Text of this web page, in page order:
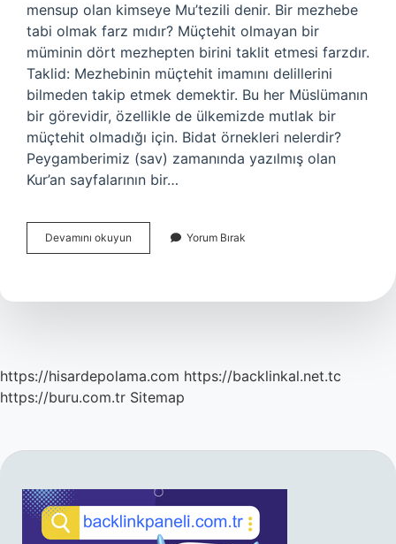
mensup olan kimseye Mu’tezili denir. Bir mezhebe
tabi olmak farz mıdır? Müçtehit olmayan bir
müminin dört mezhepten birini taklit etmesi farzdır.
Taklid: Mezhebinin müçtehit imamını delillerini
bilmeden takip etmek demektir. Bu her Müslümanın
bir görevidir, özellikle de ülkemizde mutlak bir
müçtehit olmadığı için. Bidat örnekleri nelerdir?
Peygamberimiz (sav) zamanında yazılmış olan
Kur’an sayfalarının bir…
Devamını okuyun Mezhep
Bidat
Yorum Bırak
https://hisardepolama.com https://backlinkal.net.tc
https://buru.com.tr Sitemap
SIDEBAR